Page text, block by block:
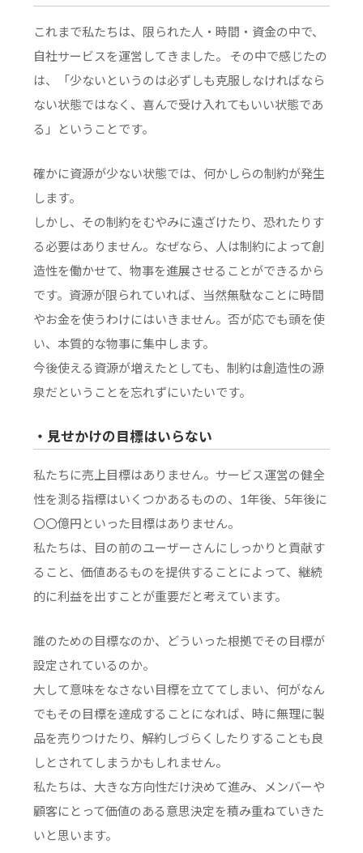
これまで私たちは、限られた人・時間・資金の中で、
自社サービスを運営してきました。 その中で感じたの
は、「少ないというのは必ずしも克服しなければなら
ない状態ではなく、喜んで受け入れてもいい状態であ
る」ということです。
確かに資源が少ない状態では、何かしらの制約が発生
します。
しかし、その制約をむやみに遠ざけたり、恐れたりす
る必要はありません。なぜなら、人は制約によって創
造性を働かせて、物事を進展させることができるから
です。資源が限られていれば、当然無駄なことに時間
やお金を使うわけにはいきません。否が応でも頭を使
い、本質的な物事に集中します。
今後使える資源が増えたとしても、制約は創造性の源
泉だということを忘れずにいたいです。
・見せかけの目標はいらない
私たちに売上目標はありません。サービス運営の健全
性を測る指標はいくつかあるものの、1年後、5年後に
〇〇億円といった目標はありません。
私たちは、目の前のユーザーさんにしっかりと貢献す
ること、価値あるものを提供することによって、継続
的に利益を出すことが重要だと考えています。
誰のための目標なのか、どういった根拠でその目標が
設定されているのか。
大して意味をなさない目標を立ててしまい、何がなん
でもその目標を達成することになれば、時に無理に製
品を売りつけたり、解約しづらくしたりすることも良
しとされてしまうかもしれません。
私たちは、大きな方向性だけ決めて進み、メンバーや
顧客にとって価値のある意思決定を積み重ねていきた
いと思います。